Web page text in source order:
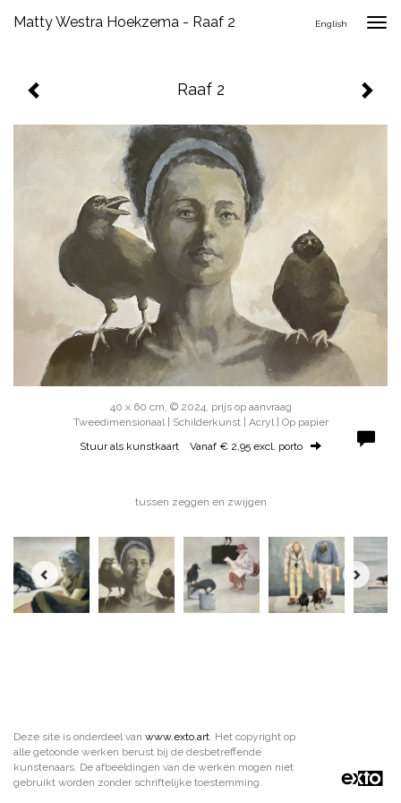
Matty Westra Hoekzema - Raaf 2 English
Raaf 2
40 x 60 cm, © 2024, prijs op aanvraag
Tweedimensionaal | Schilderkunst | Acryl | Op papier
Stuur als kunstkaart Vanaf € 2,95 excl. porto
tussen zeggen en zwijgen
Deze site is onderdeel van www.exto.art . Het copyright op
alle getoonde werken berust bij de desbetreffende
kunstenaars. De afbeeldingen van de werken mogen niet
gebruikt worden zonder schriftelijke toestemming.